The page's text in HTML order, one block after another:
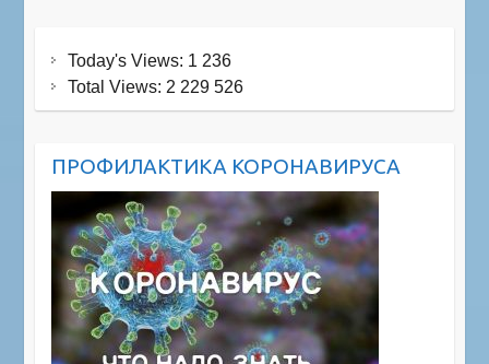
Today's Views: 1 236
Total Views: 2 229 526
ПРОФИЛАКТИКА КОРОНАВИРУСА